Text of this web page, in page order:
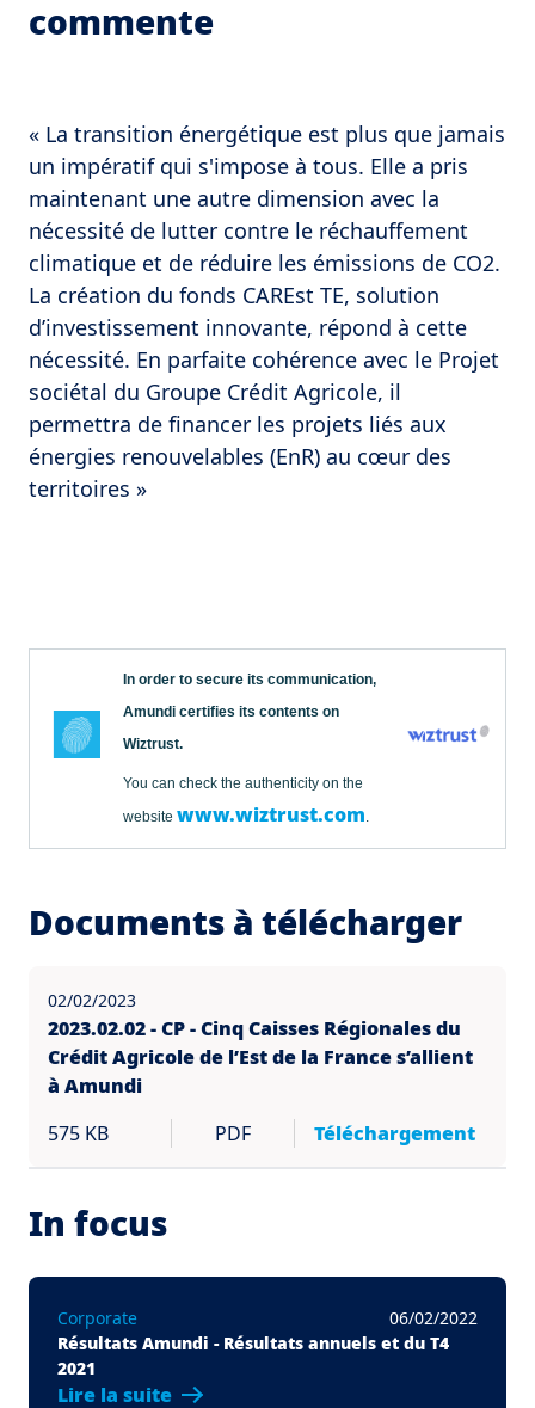
commente
« La transition énergétique est plus que jamais
un impératif qui s'impose à tous. Elle a pris
maintenant une autre dimension avec la
nécessité de lutter contre le réchauffement
climatique et de réduire les émissions de CO2.
La création du fonds CAREst TE, solution
d’investissement innovante, répond à cette
nécessité. En parfaite cohérence avec le Projet
sociétal du Groupe Crédit Agricole, il
permettra de financer les projets liés aux
énergies renouvelables (EnR) au cœur des
territoires »
In order to secure its communication,
Amundi certifies its contents on
Wiztrust.
You can check the authenticity on the
website www.wiztrust.com.
Documents à télécharger
02/02/2023
2023.02.02 - CP - Cinq Caisses Régionales du
Crédit Agricole de l’Est de la France s’allient
à Amundi
575 KB
PDF Téléchargement
In focus
Corporate
06/02/2022
Résultats Amundi - Résultats annuels et du T4
2021
Lire la suite